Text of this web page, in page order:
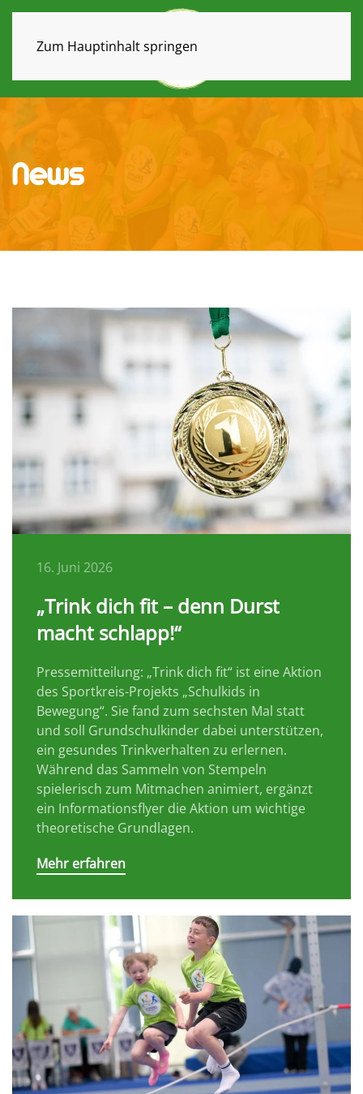
Zum Hauptinhalt springen
News
16. Juni 2026
„Trink dich fit – denn Durst
macht schlapp!“
Pressemitteilung: „Trink dich fit“ ist eine Aktion
des Sportkreis-Projekts „Schulkids in
Bewegung“. Sie fand zum sechsten Mal statt
und soll Grundschulkinder dabei unterstützen,
ein gesundes Trinkverhalten zu erlernen.
Während das Sammeln von Stempeln
spielerisch zum Mitmachen animiert, ergänzt
ein Informationsflyer die Aktion um wichtige
theoretische Grundlagen.
Mehr erfahren